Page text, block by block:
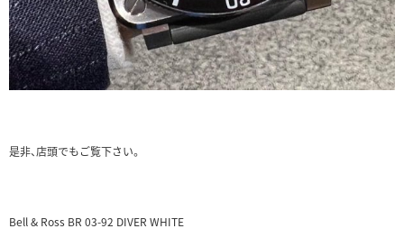
是非、店頭でもご覧下さい。
Bell & Ross BR 03-92 DIVER WHITE